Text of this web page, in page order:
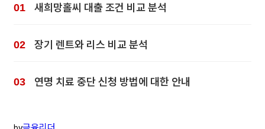
새희망홀씨 대출 조건 비교 분석
장기 렌트와 리스 비교 분석
연명 치료 중단 신청 방법에 대한 안내